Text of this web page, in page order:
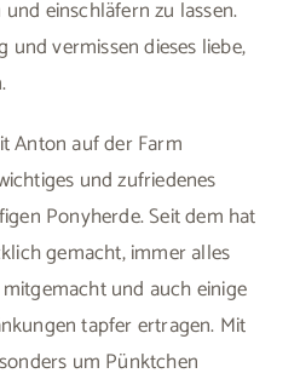
einschläfern zu lassen.
vermissen dieses liebe,
Anton auf der Farm
und zufriedenes
Ponyherde. Seit dem hat
gemacht, immer alles
und auch einige
tapfer ertragen. Mit
um Pünktchen